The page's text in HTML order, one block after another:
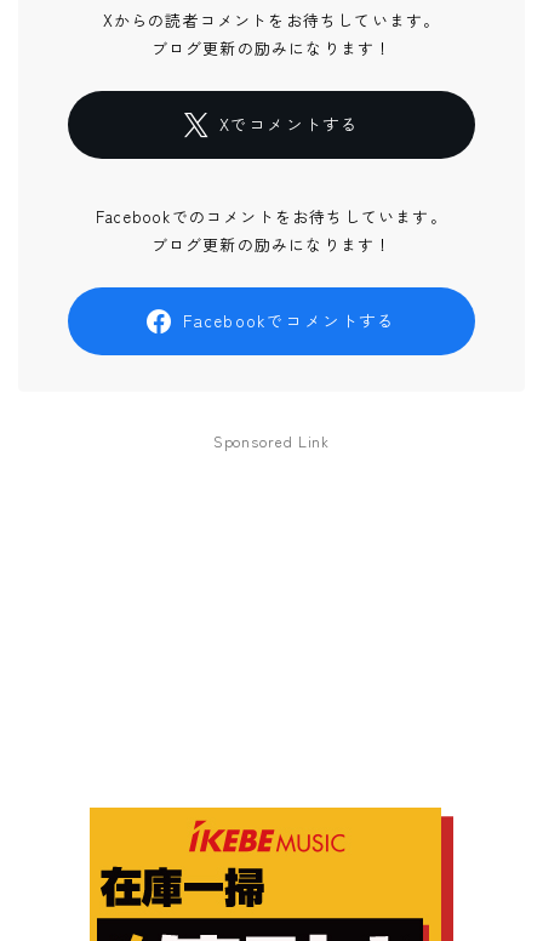
Xからの読者コメントをお待ちしています。
ブログ更新の励みになります！
Xでコメントする
Facebookでのコメントをお待ちしています。
ブログ更新の励みになります！
Facebookでコメントする
Sponsored Link